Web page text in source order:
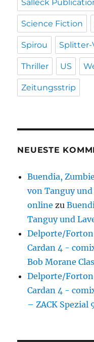
Salleck
Science Fiction
Spirou Splitter-
Thriller US
Zeitungsstrip
NEUESTE
Buendia,
von Tanguy
online zu
Tanguy und
Delporte/Forton
Cardan 4 -
Bob Morane
Delporte/Forton
Cardan 4 -
– ZACK Spezial